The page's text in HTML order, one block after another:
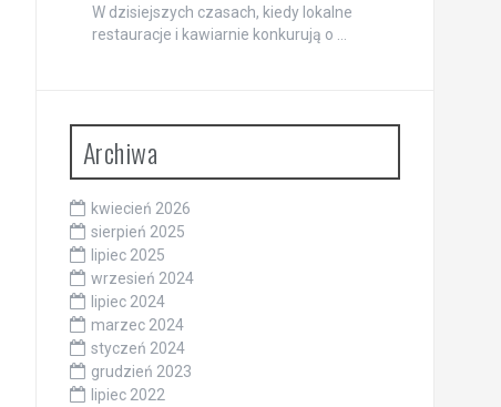
W dzisiejszych czasach, kiedy lokalne
restauracje i kawiarnie konkurują o …
Archiwa
kwiecień 2026
sierpień 2025
lipiec 2025
wrzesień 2024
lipiec 2024
marzec 2024
styczeń 2024
grudzień 2023
lipiec 2022